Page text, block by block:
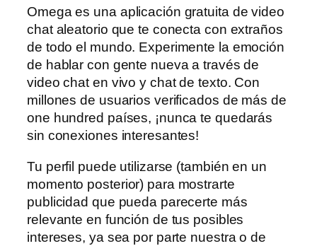
Omega es una aplicación gratuita de video
chat aleatorio que te conecta con extraños
de todo el mundo. Experimente la emoción
de hablar con gente nueva a través de
video chat en vivo y chat de texto. Con
millones de usuarios verificados de más de
one hundred países, ¡nunca te quedarás
sin conexiones interesantes!
Tu perfil puede utilizarse (también en un
momento posterior) para mostrarte
publicidad que pueda parecerte más
relevante en función de tus posibles
intereses, ya sea por parte nuestra o de